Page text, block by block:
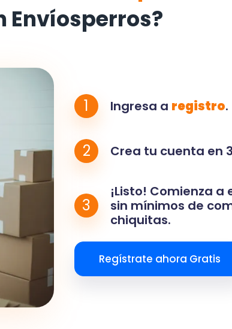
Envíosperros?
1 Ingresa a registro.
2 Crea tu cuenta en
3
¡Listo! Comienza
sin mínimos de
chiquitas.
Regístrate ahora Gratis